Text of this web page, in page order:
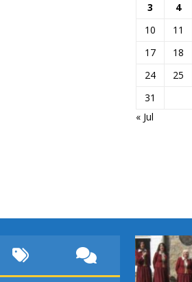
3
4
10
11
17
18
24
25
31
« Jul